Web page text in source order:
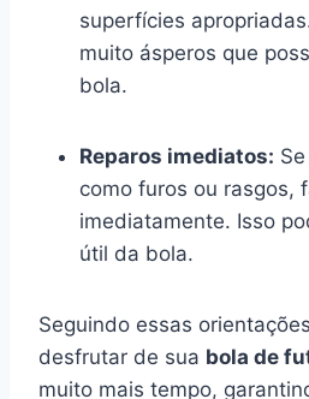
superfícies
muito ásperos que
bola.
Reparos imediatos:
como furos ou rasgos,
imediatamente. Isso
útil da bola.
Seguindo essas
desfrutar de sua bola de
muito mais tempo,